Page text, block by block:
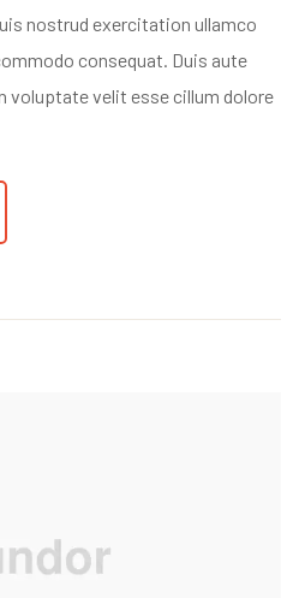
nostrud exercitation ullamco
consequat. Duis aute
voluptate velit esse cillum dolore